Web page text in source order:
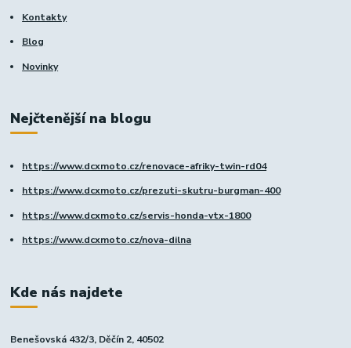
Kontakty
Blog
Novinky
Nejčtenější na blogu
https://www.dcxmoto.cz/renovace-afriky-twin-rd04
https://www.dcxmoto.cz/prezuti-skutru-burgman-400
https://www.dcxmoto.cz/servis-honda-vtx-1800
https://www.dcxmoto.cz/nova-dilna
Kde nás najdete
Benešovská 432/3, Děčín 2, 40502